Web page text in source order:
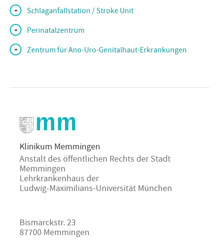
Schlaganfallstation / Stroke Unit
Perinatalzentrum
Zentrum für Ano-Uro-Genitalhaut-Erkrankungen
Klinikum Memmingen
Anstalt des öffentlichen Rechts der Stadt
Memmingen
Lehrkrankenhaus der
Ludwig-Maximilians-Universität München
Bismarckstr. 23
87700 Memmingen